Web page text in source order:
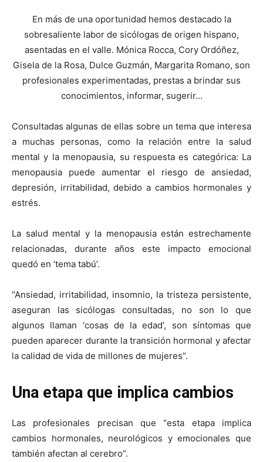
En más de una oportunidad hemos destacado la
sobresaliente labor de sicólogas de origen hispano,
asentadas en el valle. Mónica Rocca, Cory Ordóñez,
Gisela de la Rosa, Dulce Guzmán, Margarita Romano, son
profesionales experimentadas, prestas a brindar sus
conocimientos, informar, sugerir…
Consultadas algunas de ellas sobre un tema que interesa
a muchas personas, como la relación entre la salud
mental y la menopausia, su respuesta es categórica: La
menopausia puede aumentar el riesgo de ansiedad,
depresión, irritabilidad, debido a cambios hormonales y
estrés.
La salud mental y la menopausia están estrechamente
relacionadas, durante años este impacto emocional
quedó en ‘tema tabú’.
“Ansiedad, irritabilidad, insomnio, la tristeza persistente,
aseguran las sicólogas consultadas, no son lo que
algunos llaman ‘cosas de la edad’, son síntomas que
pueden aparecer durante la transición hormonal y afectar
la calidad de vida de millones de mujeres”.
Una etapa que implica cambios
Las profesionales precisan que “esta etapa implica
cambios hormonales, neurológicos y emocionales que
también afectan al cerebro”.